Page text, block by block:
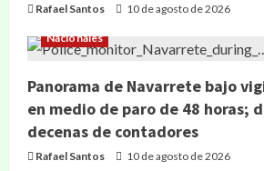
Rafael Santos 10 de agosto de 2026
Nacionales
Panorama de Navarrete bajo
en medio de paro de 48 horas;
decenas de contadores
Rafael Santos 10 de agosto de 2026